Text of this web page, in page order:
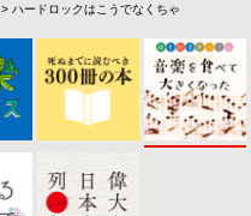
> ハードロックはこうでなくちゃ